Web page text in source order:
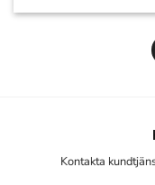
Kontakta